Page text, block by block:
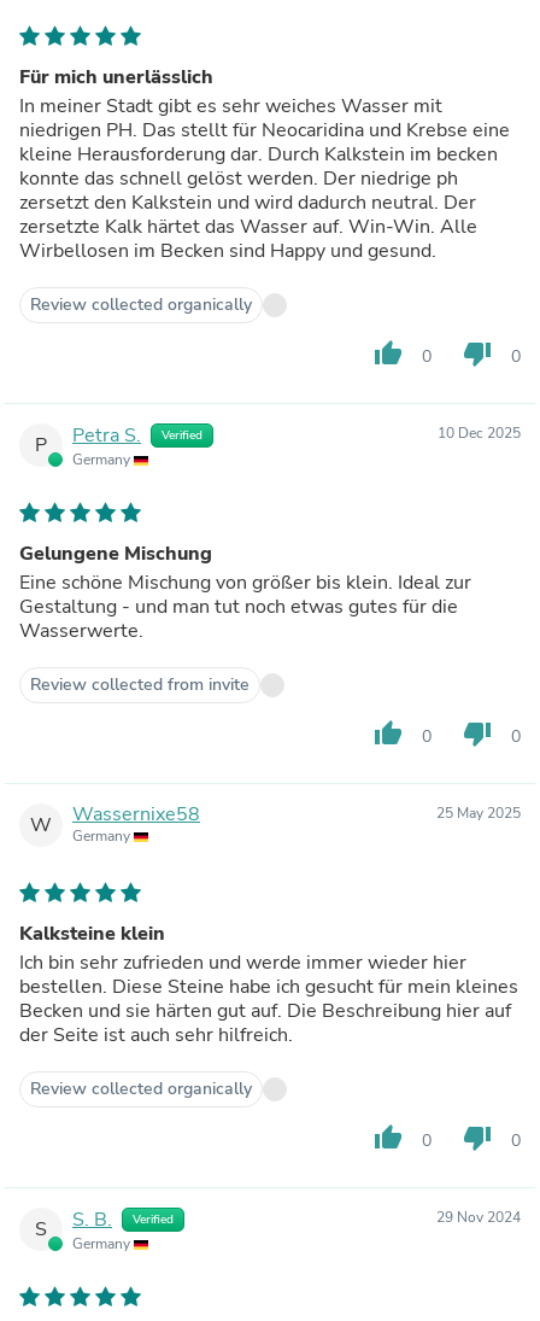
Für mich unerlässlich
In meiner Stadt gibt es sehr weiches Wasser mit
niedrigen PH. Das stellt für Neocaridina und Krebse eine
kleine Herausforderung dar. Durch Kalkstein im becken
konnte das schnell gelöst werden. Der niedrige ph
zersetzt den Kalkstein und wird dadurch neutral. Der
zersetzte Kalk härtet das Wasser auf. Win-Win. Alle
Wirbellosen im Becken sind Happy und gesund.
Review collected organically
thumb_up 0 thumb_down 0
P Petra S. Verified
Germany
10 Dec 2025
Gelungene Mischung
Eine schöne Mischung von größer bis klein. Ideal zur
Gestaltung - und man tut noch etwas gutes für die
Wasserwerte.
Review collected from invite
thumb_up 0 thumb_down 0
W Wassernixe58
Germany
25 May 2025
Kalksteine klein
Ich bin sehr zufrieden und werde immer wieder hier
bestellen. Diese Steine habe ich gesucht für mein kleines
Becken und sie härten gut auf. Die Beschreibung hier auf
der Seite ist auch sehr hilfreich.
Review collected organically
thumb_up 0 thumb_down 0
S S. B. Verified
Germany
29 Nov 2024